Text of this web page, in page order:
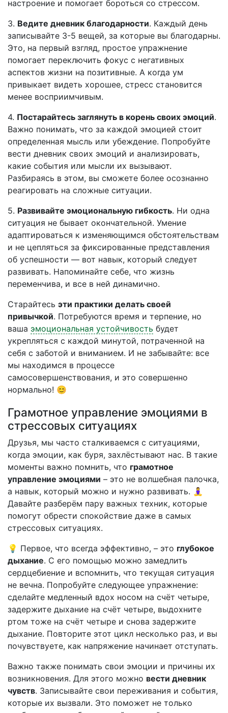
настроение и помогает бороться со стрессом.
3. Ведите дневник благодарности. Каждый день
записывайте 3-5 вещей, за которые вы благодарны.
Это, на первый взгляд, простое упражнение
помогает переключить фокус с негативных
аспектов жизни на позитивные. А когда ум
привыкает видеть хорошее, стресс становится
менее восприимчивым.
4. Постарайтесь заглянуть в корень своих эмоций.
Важно понимать, что за каждой эмоцией стоит
определенная мысль или убеждение. Попробуйте
вести дневник своих эмоций и анализировать,
какие события или мысли их вызывают.
Разбираясь в этом, вы сможете более осознанно
реагировать на сложные ситуации.
5. Развивайте эмоциональную гибкость. Ни одна
ситуация не бывает окончательной. Умение
адаптироваться к изменяющимся обстоятельствам
и не цепляться за фиксированные представления
об успешности — вот навык, который следует
развивать. Напоминайте себе, что жизнь
переменчива, и все в ней динамично.
Старайтесь эти практики делать своей
привычкой. Потребуются время и терпение, но
ваша эмоциональная устойчивость будет
укрепляться с каждой минутой, потраченной на
себя с заботой и вниманием. И не забывайте: все
мы находимся в процессе
самосовершенствования, и это совершенно
нормально! 😊
Грамотное управление эмоциями в
стрессовых ситуациях
Друзья, мы часто сталкиваемся с ситуациями,
когда эмоции, как буря, захлёстывают нас. В такие
моменты важно помнить, что грамотное
управление эмоциями – это не волшебная палочка,
а навык, который можно и нужно развивать. 🧘‍♀️
Давайте разберём пару важных техник, которые
помогут обрести спокойствие даже в самых
стрессовых ситуациях.
💡 Первое, что всегда эффективно, – это глубокое
дыхание. С его помощью можно замедлить
сердцебиение и вспомнить, что текущая ситуация
не вечна. Попробуйте следующее упражнение:
сделайте медленный вдох носом на счёт четыре,
задержите дыхание на счёт четыре, выдохните
ртом тоже на счёт четыре и снова задержите
дыхание. Повторите этот цикл несколько раз, и вы
почувствуете, как напряжение начинает отступать.
Важно также понимать свои эмоции и причины их
возникновения. Для этого можно вести дневник
чувств. Записывайте свои переживания и события,
которые их вызвали. Это поможет не только